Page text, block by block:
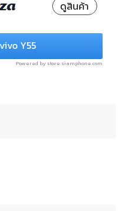
ดูสินค้า
Y55
Powered by store.siamphone.com